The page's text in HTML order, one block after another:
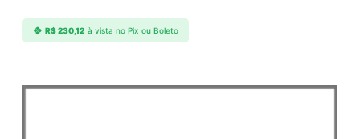
R$230,12 à vista no Pix ou Boleto